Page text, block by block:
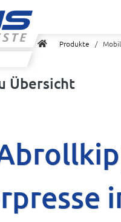
Produkte /
Übersicht